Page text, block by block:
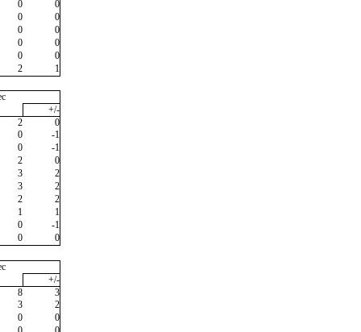
0
0
0
0
0
0
0
0
0
0
2
1
+/-
2
0
0
-1
0
-1
2
0
3
2
3
2
2
2
1
1
0
-1
0
0
+/-
8
3
3
2
0
0